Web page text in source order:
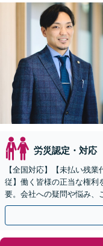
労災認定・対応
【全国対応】【未払い残
従】働く皆様の正当な権利
要。会社への疑問や悩み、
回面談無料】【夜間・休日